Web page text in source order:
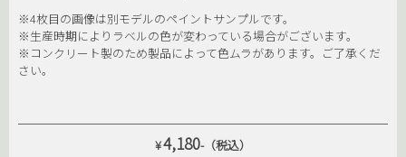
※4枚目の画像は別モデルのペイントサンプルです。
※生産時期によりラベルの色が変わっている場合がございます。
※コンクリート製のため製品によって色ムラがあります。ご了承くだ
さい。
¥4,180-（税込）